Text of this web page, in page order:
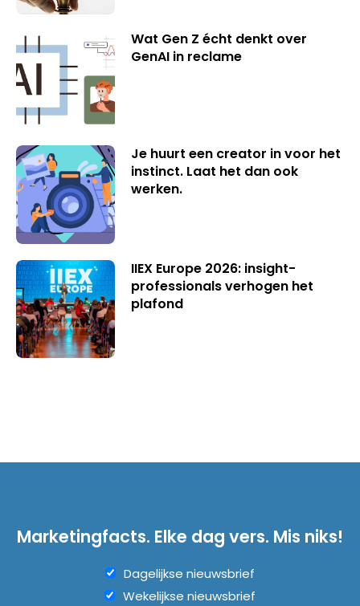
Wat Gen Z écht denkt over
GenAI in reclame
Je huurt een creator in voor het
instinct. Laat het dan ook
werken.
IIEX Europe 2026: insight-
professionals verhogen het
plafond
Marketingfacts. Elke dag vers. Mis niks!
Dagelijkse nieuwsbrief
Wekelijkse nieuwsbrief